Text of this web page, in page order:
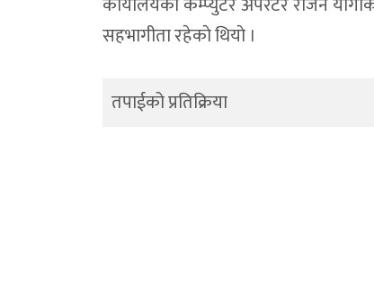
सहभागीता रहेकाे थियाे ।
तपाईको प्रतिक्रिया